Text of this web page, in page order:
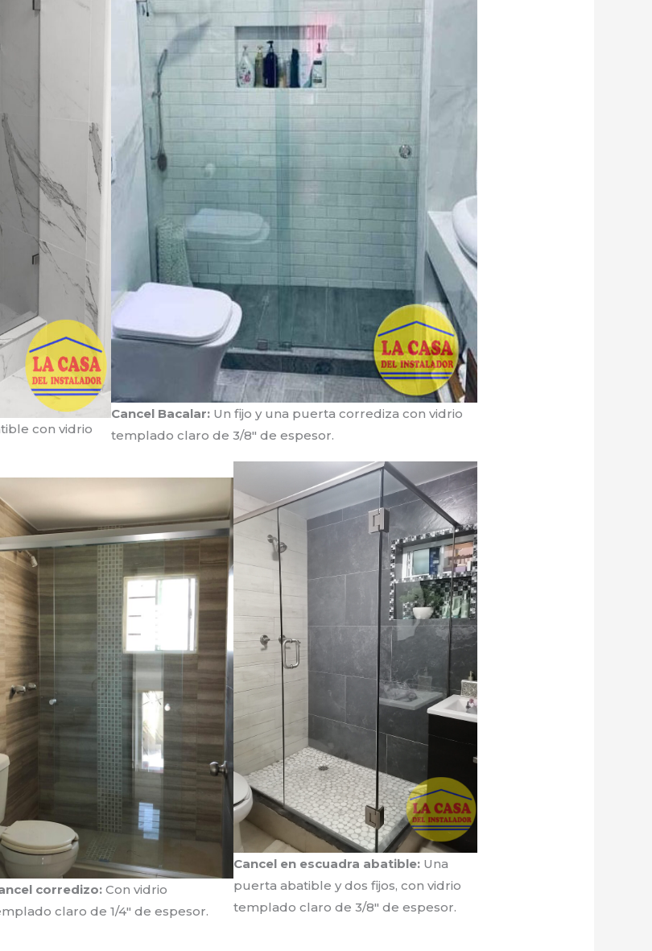
con vidrio
Cancel Bacalar: Un fijo y una puerta corrediza con vidrio
templado claro de 3/8″ de espesor.
corredizo:Con vidrio
claro de 1/4″ de espesor.
Cancel en escuadra abatible: Una
puerta abatible y dos fijos, con vidrio
templado claro de 3/8″ de espesor.